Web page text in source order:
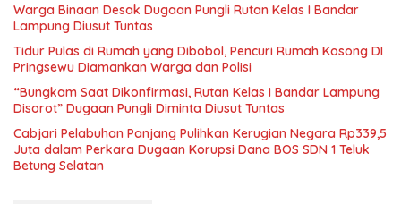
Warga Binaan Desak Dugaan Pungli Rutan Kelas I Bandar
Lampung Diusut Tuntas
Tidur Pulas di Rumah yang Dibobol, Pencuri Rumah Kosong DI
Pringsewu Diamankan Warga dan Polisi
“Bungkam Saat Dikonfirmasi, Rutan Kelas I Bandar Lampung
Disorot” Dugaan Pungli Diminta Diusut Tuntas
Cabjari Pelabuhan Panjang Pulihkan Kerugian Negara Rp339,5
Juta dalam Perkara Dugaan Korupsi Dana BOS SDN 1 Teluk
Betung Selatan